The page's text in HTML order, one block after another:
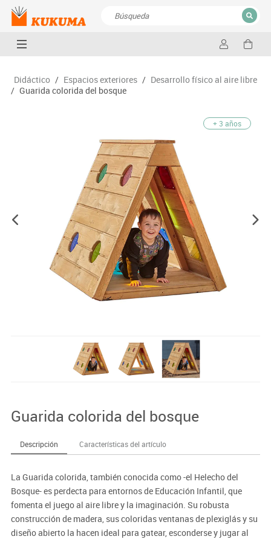
CERRAR
Didáctico / Espacios exteriores / Desarrollo físico al aire libre
/ Guarida colorida del bosque
+ 3 años
Guarida colorida del bosque
Descripción Características del artículo
La Guarida colorida, también conocida como -el Helecho del
Bosque- es perdecta para entornos de Educación Infantil, que
fomenta el juego al aire libre y la imaginación. Su robusta
construcción de madera, sus coloridas ventanas de plexiglás y su
diseño abierto la hacen ideal para gatear, esconderse y jugar al